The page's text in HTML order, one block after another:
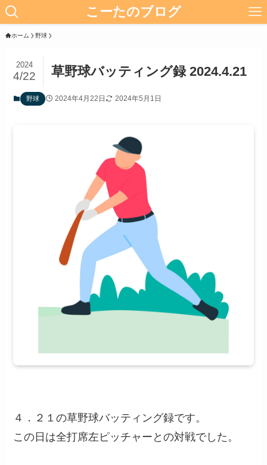
こーたのブログ
ホーム 野球
草野球バッティング録 2024.4.21
2024
4/22
野球 2024年4月22日 2024年5月1日
４．２１の草野球バッティング録です。
この日は全打席左ピッチャーとの対戦でした。